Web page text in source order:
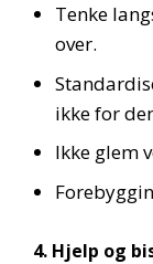
Tenke
over.
ikke for
Ikke glem
4. Hjelp og